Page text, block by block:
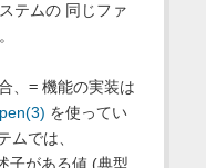
テムの 同じファ
、 =機能の実装は
を使ってい
ムでは、
子がある値 (典型